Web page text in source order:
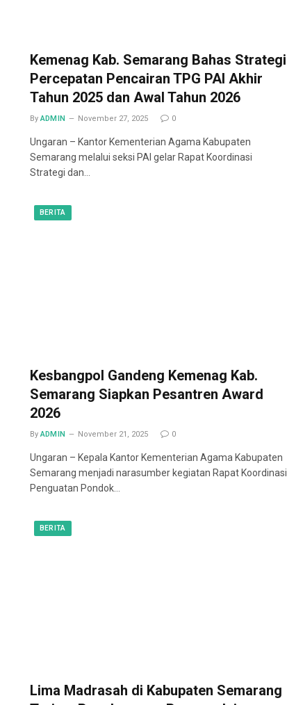
Kemenag Kab. Semarang Bahas Strategi
Percepatan Pencairan TPG PAI Akhir
Tahun 2025 dan Awal Tahun 2026
By ADMIN November 27, 2025 0
Ungaran – Kantor Kementerian Agama Kabupaten
Semarang melalui seksi PAI gelar Rapat Koordinasi
Strategi dan…
BERITA
Kesbangpol Gandeng Kemenag Kab.
Semarang Siapkan Pesantren Award
2026
By ADMIN November 21, 2025 0
Ungaran – Kepala Kantor Kementerian Agama Kabupaten
Semarang menjadi narasumber kegiatan Rapat Koordinasi
Penguatan Pondok…
BERITA
Lima Madrasah di Kabupaten Semarang